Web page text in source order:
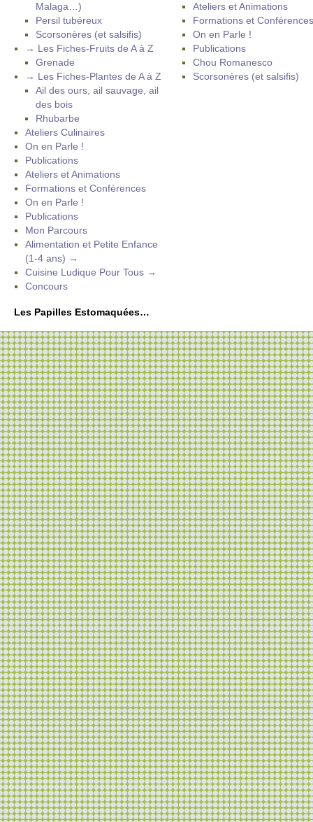
Malaga…)
Persil tubéreux
Scorsonères (et salsifis)
→ Les Fiches-Fruits de A à Z
Grenade
→ Les Fiches-Plantes de A à Z
Ail des ours, ail sauvage, ail
des bois
Rhubarbe
Ateliers Culinaires
On en Parle !
Publications
Ateliers et Animations
Formations et Conférences
On en Parle !
Publications
Mon Parcours
Alimentation et Petite Enfance
(1-4 ans) →
Cuisine Ludique Pour Tous →
Concours
Ateliers et Animations
Formations et Conférences
On en Parle !
Publications
Chou Romanesco
Scorsonères (et salsifis)
Les Papilles Estomaquées…